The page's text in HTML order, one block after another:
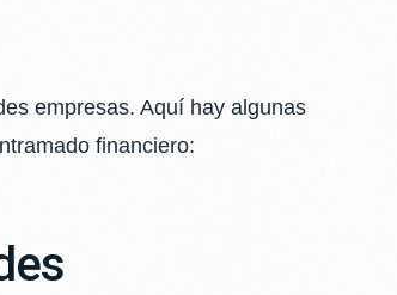
empresas. Aquí hay algunas
financiero: